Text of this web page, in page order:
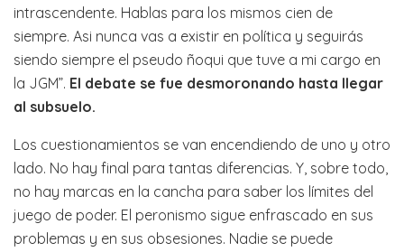
intrascendente. Hablas para los mismos cien de
siempre. Asi nunca vas a existir en política y seguirás
siendo siempre el pseudo ñoqui que tuve a mi cargo en
la JGM”. El debate se fue desmoronando hasta llegar
al subsuelo.
Los cuestionamientos se van encendiendo de uno y otro
lado. No hay final para tantas diferencias. Y, sobre todo,
no hay marcas en la cancha para saber los límites del
juego de poder. El peronismo sigue enfrascado en sus
problemas y en sus obsesiones. Nadie se puede